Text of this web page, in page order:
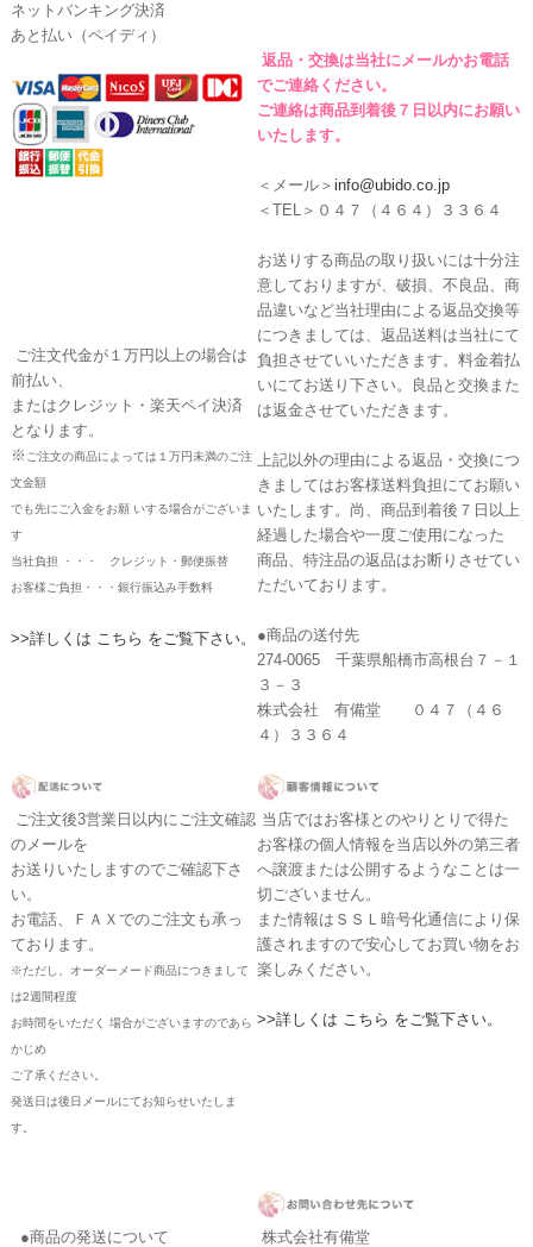
ネットバンキング決済
あと払い（ペイディ）
返品・交換は当社にメールかお電話
でご連絡ください。
ご連絡は商品到着後７日以内にお願い
いたします。
＜メール＞ info@ubido.co.jp
＜TEL＞０４７（４６４）３３６４
ご注文代金が１万円以上の場合は
前払い、
またはクレジット・楽天ペイ決済
となります。
※ ご注文の商品によっては１万円未満のご注
文金額
でも先にご入金をお願 いする場合がございま
す
当社負担 ・・・ クレジット・郵便振替
お客様ご負担・・・銀行振込み手数料
>>詳しくは こちら をご覧下さい。
お送りする商品の取り扱いには十分注
意しておりますが、破損、不良品、商
品違いなど当社理由による返品交換等
につきましては、返品送料は当社にて
負担させていいただきます。料金着払
いにてお送り下さい。良品と交換また
は返金させていただきます。
上記以外の理由による返品・交換につ
きましてはお客様送料負担にてお願い
いたします。尚、商品到着後７日以上
経過した場合や一度ご使用になった
商品、特注品の返品はお断りさせてい
ただいております。
●商品の送付先
274-0065 千葉県船橋市高根台７－１
３－３
株式会社 有備堂 ０４７（４６
４）３３６４
ご注文後3営業日以内にご注文確認
のメールを
お送りいたしますのでご確認下さ
い。
お電話、ＦＡＸでのご注文も承っ
ております。
※ただし、オーダーメード商品につきまして
は2週間程度
お時間をいただく 場合がございますのであら
かじめ
ご了承ください。
発送日は後日メールにてお知らせいたしま
す。
当店ではお客様とのやりとりで得た
お客様の個人情報を当店以外の第三者
へ譲渡または公開するようなことは一
切ございません。
また情報はＳＳＬ暗号化通信により保
護されますので安心してお買い物をお
楽しみください。
>>詳しくは こちら をご覧下さい。
●商品の発送について 株式会社有備堂